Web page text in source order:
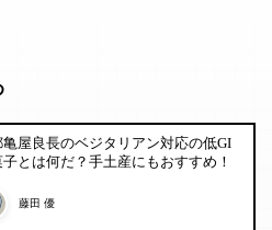
亀屋良長のベジタリアン対応の低GI
とは何だ？手土産にもおすすめ！
藤田 優